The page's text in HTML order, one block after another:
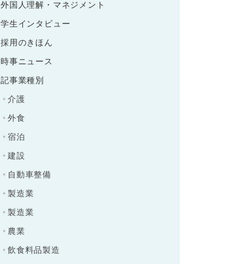
外国人理解・マネジメント
学生インタビュー
採用のきほん
時事ニュース
記事業種別
介護
外食
宿泊
建設
自動車整備
製造業
製造業
農業
飲食料品製造